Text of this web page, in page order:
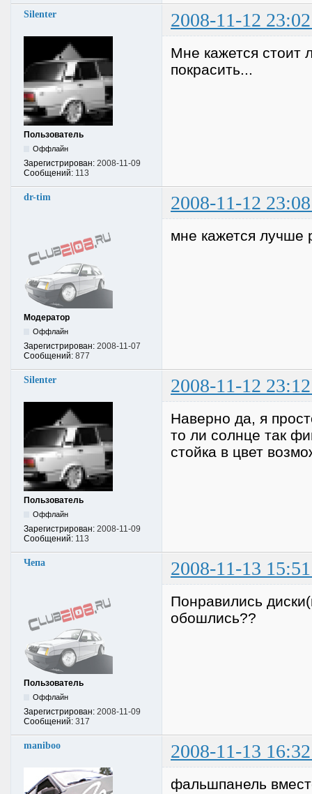
Silenter 2008-11-12
Пользователь
Оффлайн
Зарегистрирован: 2008-11-09
Сообщений: 113
Мне кажется стоит
покрасить...
dr-tim 2008-11-12
Модератор
Оффлайн
Зарегистрирован: 2008-11-07
Сообщений: 877
мне кажется лучше
Silenter 2008-11-12
Пользователь
Оффлайн
Зарегистрирован: 2008-11-09
Сообщений: 113
Наверно да, я
то ли солнце так
стойка в цвет
Чепа 2008-11-13
Пользователь
Оффлайн
Зарегистрирован: 2008-11-09
Сообщений: 317
Понравились
обошлись??
maniboo 2008-11-13
фальшпанель